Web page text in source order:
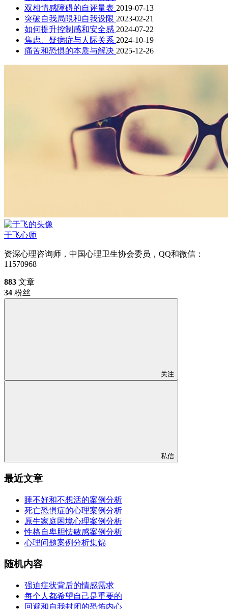
双相情感障碍的自评量表 2019-07-13
突破自我局限和自我设限 2023-02-21
如何提升控制感和安全感 2024-07-22
焦虑、疑病症与人际关系 2024-10-19
痛苦和恐惧的本质与解决 2025-12-26
于飞心师
资深心理咨询师，中国心理卫生协会委员，QQ和微信：
11570968
883 文章
34 粉丝
关注
私信
最近文章
睡不好和不想活的案例分析
死亡恐惧症的心理案例分析
原生家庭困境心理案例分析
性格自卑胆怯敏感案例分析
心理问题案例分析集锦
随机内容
强迫症状背后的情感需求
每个人都希望自己是重要的
回避和自我封闭的恐怖内心